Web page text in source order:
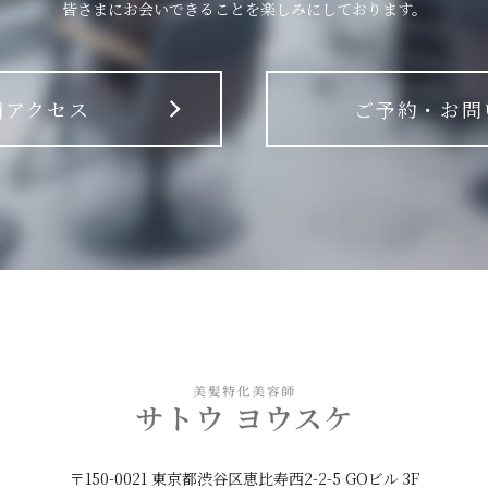
皆さまにお会いできることを楽しみにしております。
クセス ご予約・お
〒150-0021 東京都渋谷区恵比寿西2-2-5 GOビル 3F